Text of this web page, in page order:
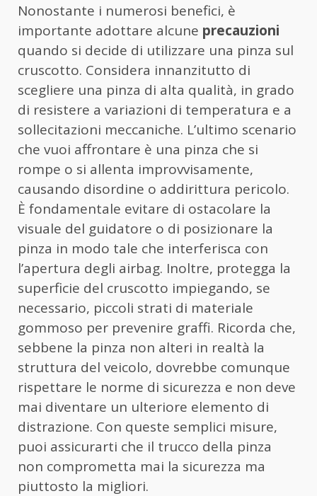
Nonostante i numerosi benefici, è
importante adottare alcune precauzioni
quando si decide di utilizzare una pinza sul
cruscotto. Considera innanzitutto di
scegliere una pinza di alta qualità, in grado
di resistere a variazioni di temperatura e a
sollecitazioni meccaniche. L’ultimo scenario
che vuoi affrontare è una pinza che si
rompe o si allenta improvvisamente,
causando disordine o addirittura pericolo.
È fondamentale evitare di ostacolare la
visuale del guidatore o di posizionare la
pinza in modo tale che interferisca con
l’apertura degli airbag. Inoltre, protegga la
superficie del cruscotto impiegando, se
necessario, piccoli strati di materiale
gommoso per prevenire graffi. Ricorda che,
sebbene la pinza non alteri in realtà la
struttura del veicolo, dovrebbe comunque
rispettare le norme di sicurezza e non deve
mai diventare un ulteriore elemento di
distrazione. Con queste semplici misure,
puoi assicurarti che il trucco della pinza
non comprometta mai la sicurezza ma
piuttosto la migliori.